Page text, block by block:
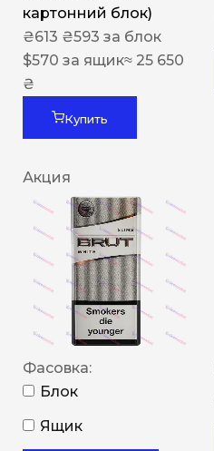
картонний блок)
₴613 ₴593 за блок
$570 за ящик≈ 25 650
₴
Купить
Акция
Фасовка:
Блок
Ящик